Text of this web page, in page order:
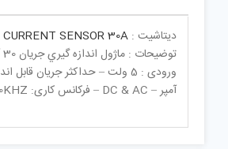
دیتاشیت : SENSOR 30A
آمپر – DC & AC – فرکانس کاری: 80KHZ